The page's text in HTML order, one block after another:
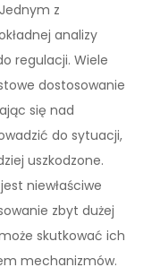
z
analizy
regulacji. Wiele
dostosowanie
się nad
do sytuacji,
uszkodzone.
niewłaściwe
zbyt dużej
skutkować ich
mechanizmów.